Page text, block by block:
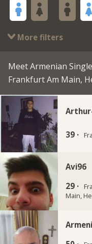
More filters
Meet Armenian
Frankfurt Am Main,
39 ·
Avi96
29 ·
Main,